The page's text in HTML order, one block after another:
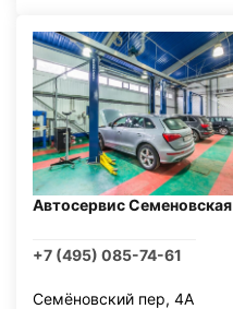
Автосервис Семеновская
+7 (495) 085-74-61
Семёновский пер, 4А